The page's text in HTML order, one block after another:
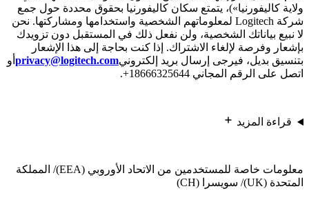
ولاية كاليفورنيا»)، يتمتع سكان كاليفورنيا بحقوق محددة حول جمع
شركة Logitech لمعلوماتهم الشخصية واستخدامها ومشاركتها. نحن
لا نبيع بياناتك الشخصية، ولن نفعل ذلك في المستقبل دون تزويدك
بإشعار وفرصة لإلغاء الاشتراك. إذا كنت بحاجة إلى هذا الإشعار
بتنسيق بديل، فيرجى إرسال بريد إلكترونيprivacy@logitech.com أو
اتصل على الرقم المجاني 18666325644+.
قراءة المزيد
معلومات خاصة للمستخدمين من الاتحاد الأوروبي (EEA)/ المملكة
المتحدة (UK)/ سويسرا (CH)